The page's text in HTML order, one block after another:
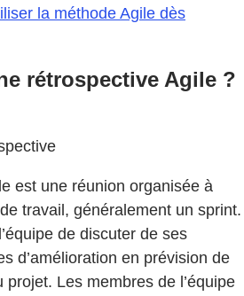
la méthode Agile dès
rétrospective Agile ?
est une réunion organisée à
de travail, généralement un sprint.
de discuter de ses
d’amélioration en prévision de
projet. Les membres de l’équipe